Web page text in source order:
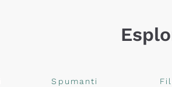
Spumanti